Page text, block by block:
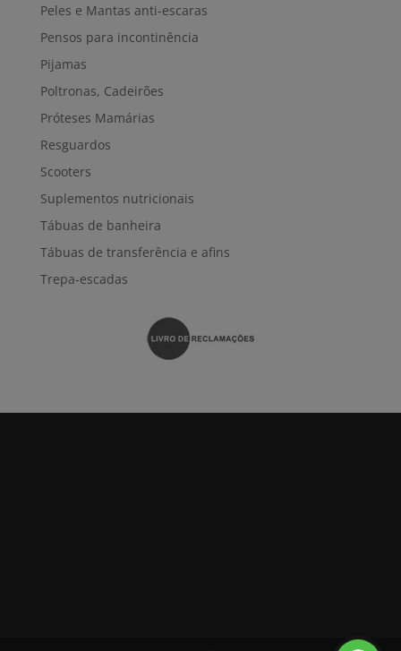
Peles e Mantas anti-escaras
Pensos para incontinência
Pijamas
Poltronas, Cadeirões
Próteses Mamárias
Resguardos
Scooters
Suplementos nutricionais
Tábuas de banheira
Tábuas de transferência e afins
Trepa-escadas